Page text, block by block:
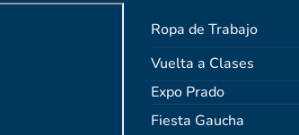
Ropa de Trabajo
Vuelta a Clases
Expo Prado
Fiesta Gaucha